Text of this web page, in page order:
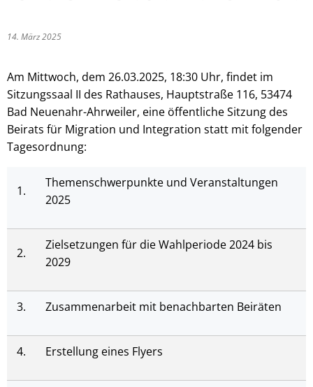
14. März 2025
Am Mittwoch, dem 26.03.2025, 18:30 Uhr, findet im
Sitzungssaal II des Rathauses, Hauptstraße 116, 53474
Bad Neuenahr-Ahrweiler, eine öffentliche Sitzung des
Beirats für Migration und Integration statt mit folgender
Tagesordnung:
1.
Themenschwerpunkte und Veranstaltungen
2025
2.
Zielsetzungen für die Wahlperiode 2024 bis
2029
3. Zusammenarbeit mit benachbarten Beiräten
4. Erstellung eines Flyers